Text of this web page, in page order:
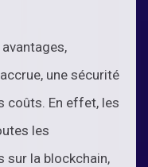
une sécurité
coûts. En effet, les
les
la blockchain,